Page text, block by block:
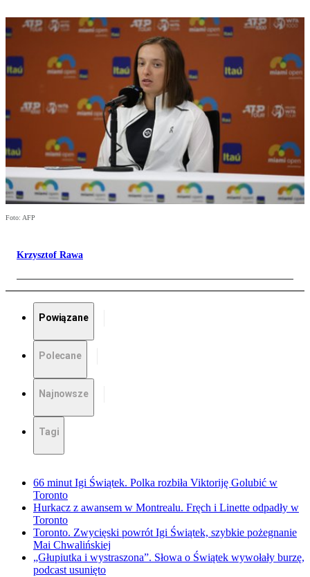
Foto: AFP
Krzysztof Rawa
Powiązane
Polecane
Najnowsze
Tagi
66 minut Igi Świątek. Polka rozbiła Viktoriję Golubić w
Toronto
Hurkacz z awansem w Montrealu. Fręch i Linette odpadły w
Toronto
Toronto. Zwycięski powrót Igi Świątek, szybkie pożegnanie
Mai Chwalińskiej
„Głupiutka i wystraszona”. Słowa o Świątek wywołały burzę,
podcast usunięto